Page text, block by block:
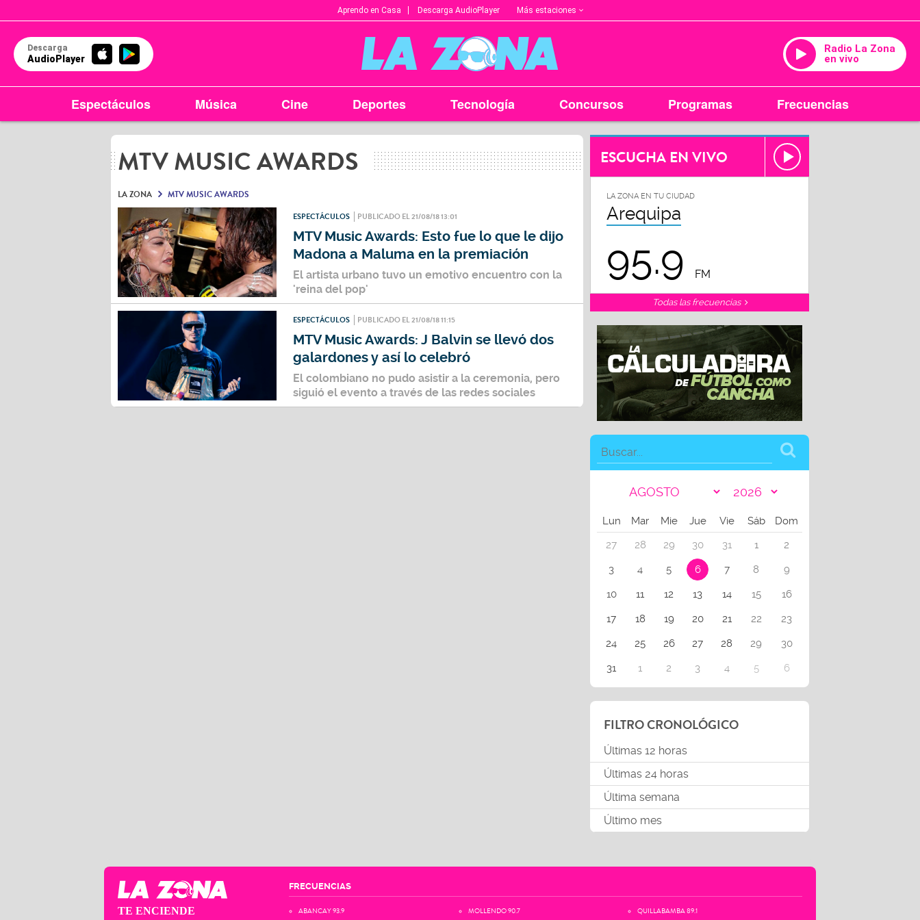
Aprendo en Casa Descarga AudioPlayer Más estaciones
Descarga
AudioPlayer
Radio La Zona
en vivo
Espectáculos Música Cine Deportes Tecnología Concursos Programas Frecuencias
MTV MUSIC AWARDS
LA ZONA MTV MUSIC AWARDS
ESPECTÁCULOS PUBLICADO EL 21/08/18 13:01
MTV Music Awards: Esto fue lo que le dijo
Madona a Maluma en la premiación
El artista urbano tuvo un emotivo encuentro con la
'reina del pop'
ESPECTÁCULOS PUBLICADO EL 21/08/18 11:15
MTV Music Awards: J Balvin se llevó dos
galardones y así lo celebró
El colombiano no pudo asistir a la ceremonia, pero
siguió el evento a través de las redes sociales
ESCUCHA EN VIVO
LA ZONA EN TU CIUDAD
Arequipa
95.9 FM
Todas las frecuencias
Lun Mar Mie Jue Vie Sáb
Dom
27
28 29 30 31 1
2
3
4 5 6 7 8
9
10
11 12 13 14 15
16
17
18 19 20 21 22
23
24
25 26 27 28 29
30
31
1 2 3 4 5 6
FILTRO CRONOLÓGICO
Últimas 12 horas
Últimas 24 horas
Última semana
Último mes
TE ENCIENDE
FRECUENCIAS
ABANCAY 93.9 MOLLENDO 90.7 QUILLABAMBA 89.1